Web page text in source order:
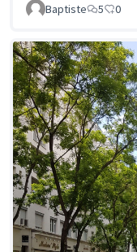
Baptiste 5 0